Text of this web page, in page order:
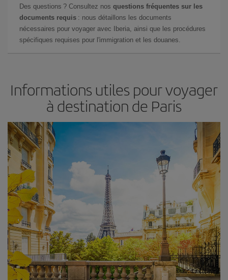
Des questions ? Consultez nos questions fréquentes sur les
documents requis : nous détaillons les documents
nécessaires pour voyager avec Iberia, ainsi que les procédures
spécifiques requises pour l'immigration et les douanes.
Informations utiles pour voyager
à destination de Paris